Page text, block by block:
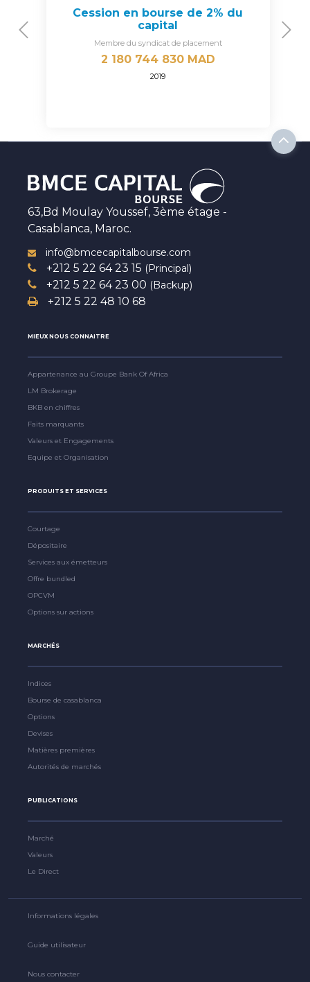
Cession en bourse de 2% du
capital
Membre du syndicat de placement
2 180 744 830 MAD
2019
Previous
63,Bd Moulay Youssef, 3ème étage -
Casablanca, Maroc.
info@bmcecapitalbourse.com
+212 5 22 64 23 15 (Principal)
+212 5 22 64 23 00 (Backup)
+212 5 22 48 10 68
MIEUX NOUS CONNAITRE
Appartenance au Groupe Bank Of Africa
LM Brokerage
BKB en chiffres
Faits marquants
Valeurs et Engagements
Equipe et Organisation
PRODUITS ET SERVICES
Courtage
Dépositaire
Services aux émetteurs
Offre bundled
OPCVM
Options sur actions
MARCHÉS
Indices
Bourse de casablanca
Options
Devises
Matières premières
Autorités de marchés
PUBLICATIONS
Marché
Valeurs
Le Direct
Informations légales
Guide utilisateur
Nous contacter